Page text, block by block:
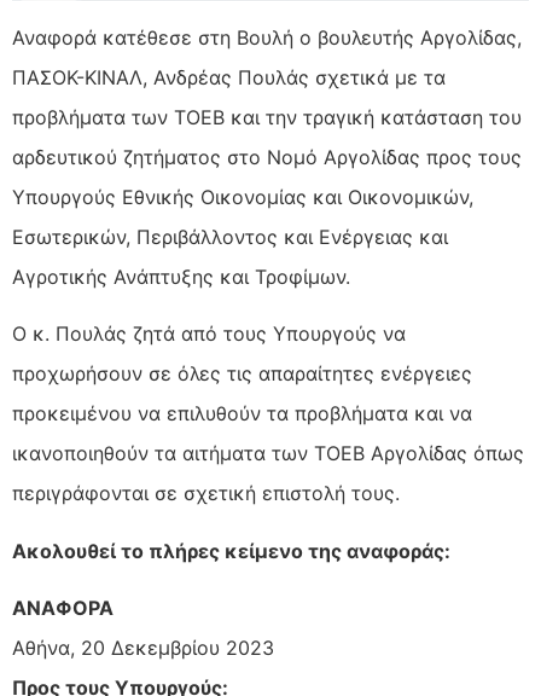
Αναφορά κατέθεσε στη Βουλή ο βουλευτής Αργολίδας,
ΠΑΣΟΚ-ΚΙΝΑΛ, Ανδρέας Πουλάς σχετικά με τα
προβλήματα των ΤΟΕΒ και την τραγική κατάσταση του
αρδευτικού ζητήματος στο Νομό Αργολίδας προς τους
Υπουργούς Εθνικής Οικονομίας και Οικονομικών,
Εσωτερικών, Περιβάλλοντος και Ενέργειας και
Αγροτικής Ανάπτυξης και Τροφίμων.
Ο κ. Πουλάς ζητά από τους Υπουργούς να
προχωρήσουν σε όλες τις απαραίτητες ενέργειες
προκειμένου να επιλυθούν τα προβλήματα και να
ικανοποιηθούν τα αιτήματα των ΤΟΕΒ Αργολίδας όπως
περιγράφονται σε σχετική επιστολή τους.
Ακολουθεί το πλήρες κείμενο της αναφοράς:
ΑΝΑΦΟΡΑ
Αθήνα, 20 Δεκεμβρίου 2023
Προς τους Υπουργούς: